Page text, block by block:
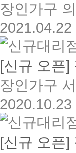
장인가구
2021.04.22
[신규 오픈]
장인가구
2020.10.23
[신규 오픈]